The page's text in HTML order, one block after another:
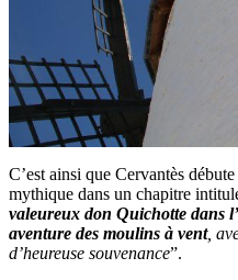
C’est ainsi que Cervantès
mythique dans un chapitre
valeureux don Quichotte dans
aventure des moulins à vent,
d’heureuse souvenance”.